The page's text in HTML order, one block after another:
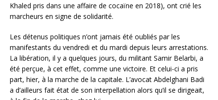
Khaled pris dans une affaire de cocaïne en 2018), ont crié les
marcheurs en signe de solidarité.
Les détenus politiques n’ont jamais été oubliés par les
manifestants du vendredi et du mardi depuis leurs arrestations.
La libération, il y a quelques jours, du militant Samir Belarbi, a
été perçue, à cet effet, comme une victoire. Et celui-ci a pris
part, hier, à la marche de la capitale. L’avocat Abdelghani Badi
a d’ailleurs fait état de son interpellation alors qu’il se dirigeait,